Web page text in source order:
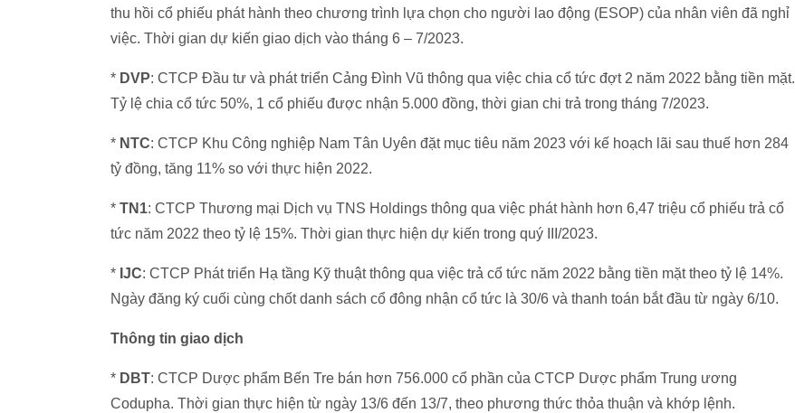
thu hồi cổ phiếu phát hành theo chương trình lựa chọn cho người lao động (ESOP) của nhân viên đã nghỉ
việc. Thời gian dự kiến giao dịch vào tháng 6 – 7/2023.
* DVP: CTCP Đầu tư và phát triển Cảng Đình Vũ thông qua việc chia cổ tức đợt 2 năm 2022 bằng tiền mặt.
Tỷ lệ chia cổ tức 50%, 1 cổ phiếu được nhận 5.000 đồng, thời gian chi trả trong tháng 7/2023.
* NTC: CTCP Khu Công nghiệp Nam Tân Uyên đặt mục tiêu năm 2023 với kế hoạch lãi sau thuế hơn 284
tỷ đồng, tăng 11% so với thực hiện 2022.
* TN1: CTCP Thương mại Dịch vụ TNS Holdings thông qua việc phát hành hơn 6,47 triệu cổ phiếu trả cổ
tức năm 2022 theo tỷ lệ 15%. Thời gian thực hiện dự kiến trong quý III/2023.
* IJC: CTCP Phát triển Hạ tầng Kỹ thuật thông qua việc trả cổ tức năm 2022 bằng tiền mặt theo tỷ lệ 14%.
Ngày đăng ký cuối cùng chốt danh sách cổ đông nhận cổ tức là 30/6 và thanh toán bắt đầu từ ngày 6/10.
Thông tin giao dịch
* DBT: CTCP Dược phẩm Bến Tre bán hơn 756.000 cổ phần của CTCP Dược phẩm Trung ương
Codupha. Thời gian thực hiện từ ngày 13/6 đến 13/7, theo phương thức thỏa thuận và khớp lệnh.